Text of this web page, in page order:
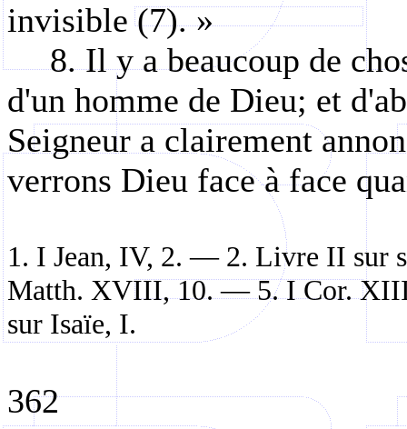
invisible (7). »
8. Il y a beaucoup de
d'un homme de Dieu; et
Seigneur a clairement
verrons Dieu face à face
1. I Jean, IV, 2. — 2. Livre II
Matth. XVIII, 10. — 5. I Cor.
sur Isaïe, I.
362